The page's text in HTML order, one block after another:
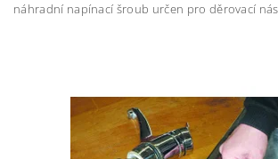
náhradní napínací šroub určen pro děrovací